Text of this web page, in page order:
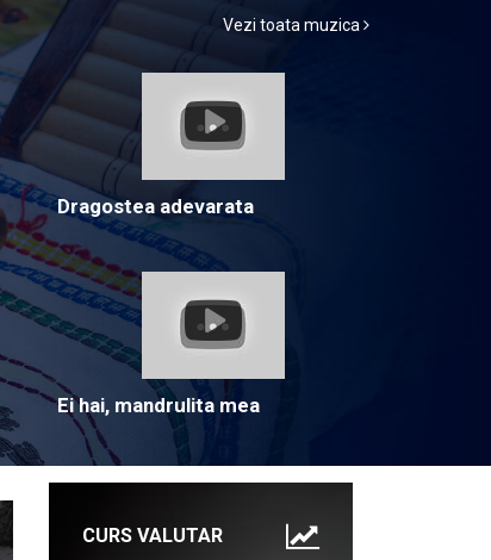
Vezi toata muzica
Dragostea adevarata
Ei hai, mandrulita mea
CURS VALUTAR